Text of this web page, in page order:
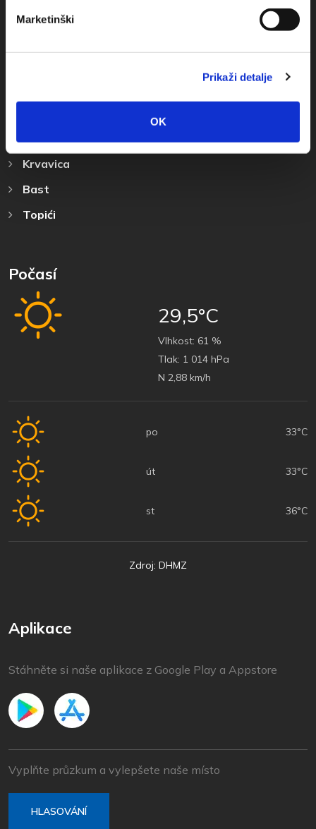
Marketinški
Prikaži detalje
OK
Destinace
Krvavica
Bast
Topići
Počasí
29,5°C
Vlhkost: 61 %
Tlak: 1 014 hPa
N 2,88 km/h
po 33°C
út 33°C
st 36°C
Zdroj: DHMZ
Aplikace
Stáhněte si naše aplikace z Google Play a Appstore
Vyplňte průzkum a vylepšete naše místo
HLASOVÁNÍ